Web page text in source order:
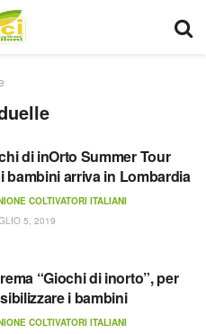
di inOrto Summer Tour
bambini arriva in Lombardia
COLTIVATORI ITALIANI
5, 2019
“Giochi di inorto”, per
i bambini
COLTIVATORI ITALIANI